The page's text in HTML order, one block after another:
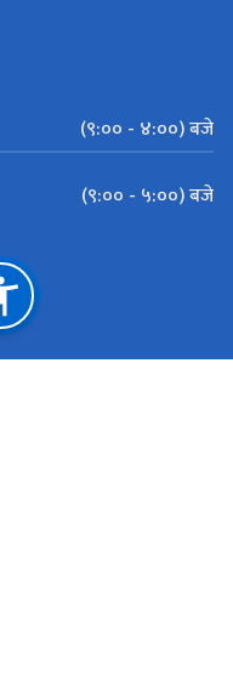
(९:०० - ४:००) बजे
(९:०० - ५:००) बजे